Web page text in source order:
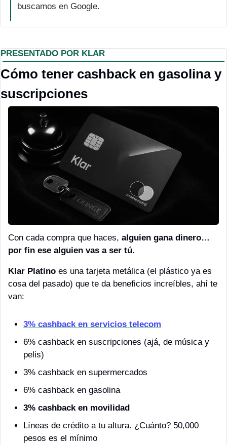
buscamos en Google.
PRESENTADO POR KLAR
Cómo tener cashback en gasolina y
suscripciones
Con cada compra que haces, alguien gana dinero…
por fin ese alguien vas a ser tú.
Klar Platino es una tarjeta metálica (el plástico ya es
cosa del pasado) que te da beneficios increíbles, ahí te
van:
3% cashback en servicios telecom
6% cashback en suscripciones (ajá, de música y
pelis)
3% cashback en supermercados
6% cashback en gasolina
3% cashback en movilidad
Líneas de crédito a tu altura. ¿Cuánto? 50,000
pesos es el mínimo